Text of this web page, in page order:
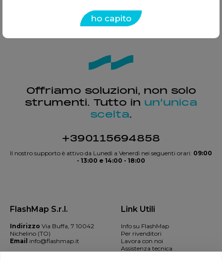
Offriamo soluzioni, non solo
strumenti. Tutto in un’unica
scelta.
+390115694858
Il nostro supporto è attivo da Lunedì a Venerdì nei seguenti orari: 09:00
- 13:00 e 14:00 - 18:00
FlashMap S.r.l.
Indirizzo Via Buffa, 7 10042
Nichelino (TO)
Email info@flashmap.it
Link Utili
Info su FlashMap
Per rivenditori
Lavora con noi
Assistenza tecnica
ho capito